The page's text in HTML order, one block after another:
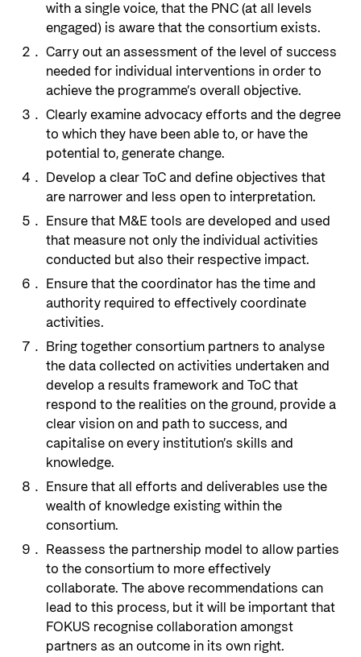
with a single voice, that the PNC (at all levels
engaged) is aware that the consortium exists.
Carry out an assessment of the level of success
needed for individual interventions in order to
achieve the programme’s overall objective.
Clearly examine advocacy efforts and the degree
to which they have been able to, or have the
potential to, generate change.
Develop a clear ToC and define objectives that
are narrower and less open to interpretation.
Ensure that M&E tools are developed and used
that measure not only the individual activities
conducted but also their respective impact.
Ensure that the coordinator has the time and
authority required to effectively coordinate
activities.
Bring together consortium partners to analyse
the data collected on activities undertaken and
develop a results framework and ToC that
respond to the realities on the ground, provide a
clear vision on and path to success, and
capitalise on every institution’s skills and
knowledge.
Ensure that all efforts and deliverables use the
wealth of knowledge existing within the
consortium.
Reassess the partnership model to allow parties
to the consortium to more effectively
collaborate. The above recommendations can
lead to this process, but it will be important that
FOKUS recognise collaboration amongst
partners as an outcome in its own right.